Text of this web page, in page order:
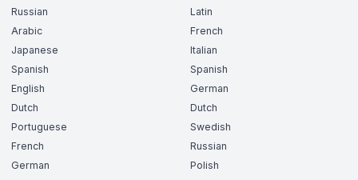
Russian
Arabic
Japanese
Spanish
English
Dutch
Portuguese
French
German
Latin
French
Italian
Spanish
German
Dutch
Swedish
Russian
Polish